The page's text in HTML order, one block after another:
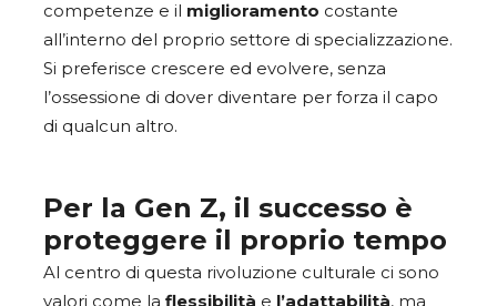
competenze e il miglioramento costante
all’interno del proprio settore di specializzazione.
Si preferisce crescere ed evolvere, senza
l’ossessione di dover diventare per forza il capo
di qualcun altro.
Per la Gen Z, il successo è
proteggere il proprio tempo
Al centro di questa rivoluzione culturale ci sono